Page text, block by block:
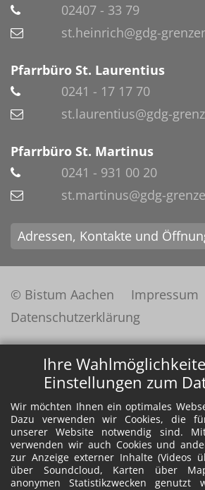
Ihre
Einstellungen zum
Wir möchten Ihnen ein optimales
Dazu verwenden wir Cookies, die
unserer Website notwendig sind.
verwenden wir auch Cookies und
zur Anzeige externer Inhalte (Videos
über Soundcloud, Karten über
anonymen Statistikzwecken genutzt
02407 - 33 79
st.heinrich@gdg-
Pfarrbüro St. Laurentius
0241 - 17 17 70
st.laurentius@gdg-
Pfarrbüro St. Martinus
0241 - 931 00 20
st.martinus@gdg-
Adressen, Kontakte und
© Bistum Aachen
Impressum
Datenschutzerklärung